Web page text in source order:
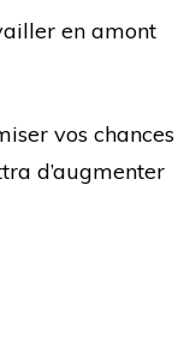
en amont
vos chances
d’augmenter